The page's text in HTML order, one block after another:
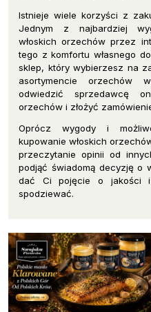
Istnieje wiele korzyści z
Jednym z najbardziej
włoskich orzechów przez
tego z komfortu własnego
sklep, który wybierzesz na
asortymencie orzechów
odwiedzić sprzedawcę
orzechów i złożyć
Oprócz wygody i
kupowanie włoskich
przeczytanie opinii od
podjąć świadomą decyzję o
dać Ci pojęcie o jakości i
spodziewać.